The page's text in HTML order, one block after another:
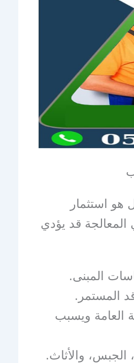
استثمار
المعالجة قد يؤدي
المبنى.
المستمر.
العامة ويسبب
الجبس، والأثاث.